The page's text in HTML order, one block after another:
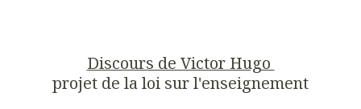
Discours de Victor Hugo
projet de la loi sur l'enseignement